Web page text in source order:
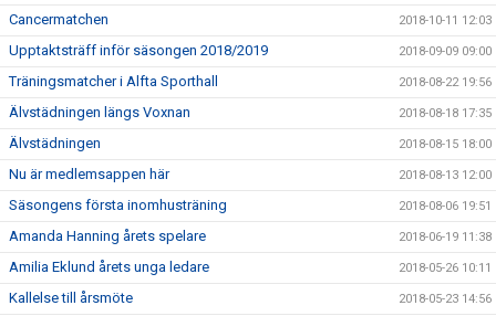
Cancermatchen 2018-10-11 12:03
Upptaktsträff inför säsongen 2018/2019 2018-09-09 09:00
Träningsmatcher i Alfta Sporthall 2018-08-22 19:56
Älvstädningen längs Voxnan 2018-08-18 17:35
Älvstädningen 2018-08-15 18:00
Nu är medlemsappen här 2018-08-13 12:00
Säsongens första inomhusträning 2018-08-06 19:51
Amanda Hanning årets spelare 2018-06-19 11:38
Amilia Eklund årets unga ledare 2018-05-26 10:11
Kallelse till årsmöte 2018-05-23 14:56